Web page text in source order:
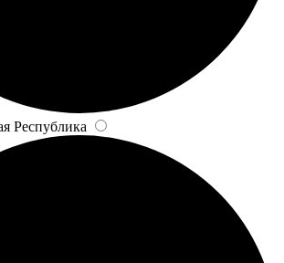
Республика